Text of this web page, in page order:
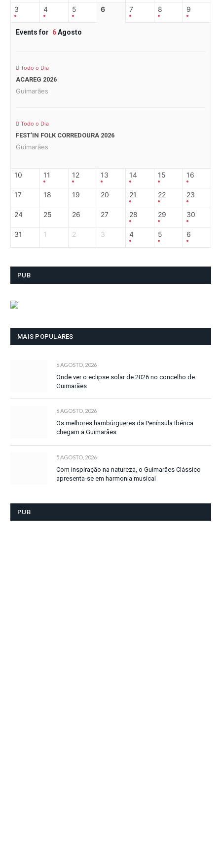
3 4 5 6 7 8 9
Events for 6Agosto
Todo o Dia
ACAREG 2026
Guimarães
Todo o Dia
FEST’IN FOLK CORREDOURA 2026
Guimarães
10 11 12 13 14 15 16
17 18 19 20 21 22 23
24 25 26 27 28 29 30
31 1 2 3 4 5 6
PUB
MAIS POPULARES
6 AGOSTO, 2026
Onde ver o eclipse solar de 2026 no concelho de
Guimarães
6 AGOSTO, 2026
Os melhores hambúrgueres da Península Ibérica
chegam a Guimarães
5 AGOSTO, 2026
Com inspiração na natureza, o Guimarães Clássico
apresenta-se em harmonia musical
PUB